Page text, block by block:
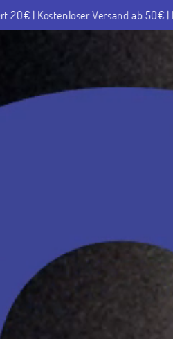
| Deutschlandweite Lieferung
zum
Inhalt